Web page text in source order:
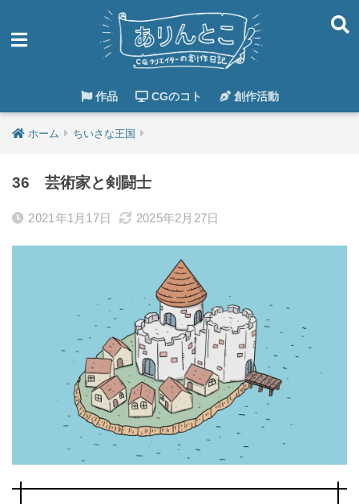
作品 CGのコト 創作活動
ホーム ちいさな王国
36 芸術家と剣闘士
2021年1月17日 2025年2月27日